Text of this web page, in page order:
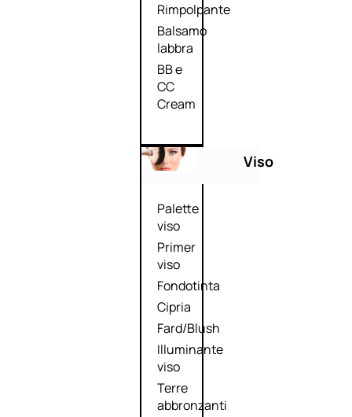
Rimpolpante
Balsamo
labbra
BB e
CC
Cream
Viso
Palette
viso
Primer
viso
Fondotinta
Cipria
Fard/Blush
Illuminante
viso
Terre
abbronzanti